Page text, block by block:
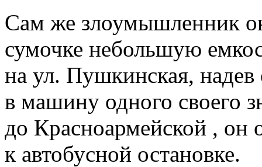
Сам же злоумышленник
сумочке небольшую
на ул. Пушкинская, надев
в машину одного своего
до Красноармейской , он
к автобусной остановке.